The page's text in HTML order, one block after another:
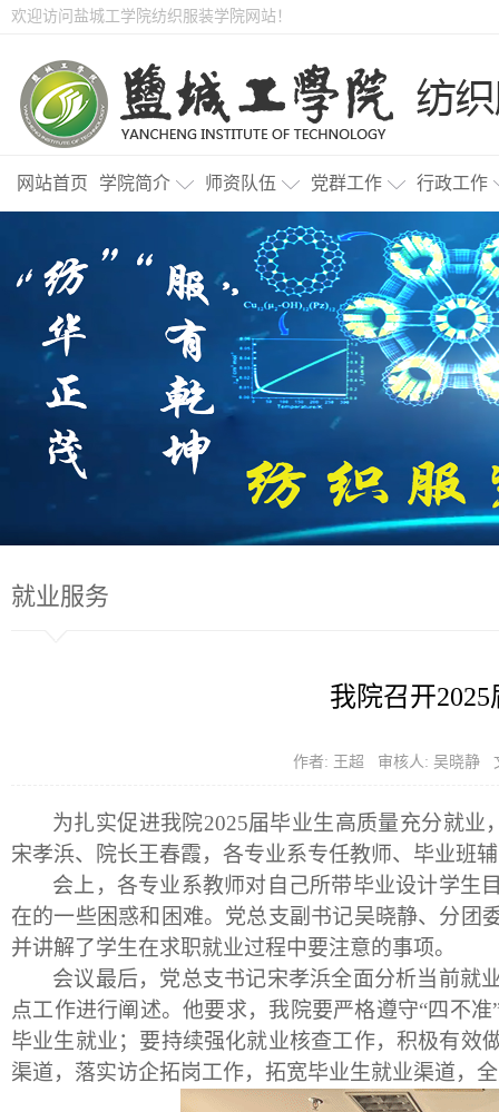
欢迎访问盐城工学院纺织服装学院网站！
网站首页 学院简介 师资队伍 党群工作 行政工作
就业服务
我院召开
作者: 王超 审核人: 吴晓静
为扎实促进我院2025届毕业生高质量充分就业
宋孝浜、院长王春霞，各专业系专任教师、毕业班
会上，各专业系教师对自己所带毕业设计学生
在的一些困惑和困难。党总支副书记吴晓静、分团
并讲解了学生在求职就业过程中要注意的事项。
会议最后，党总支书记宋孝浜全面分析当前就
点工作进行阐述。他要求，我院要严格遵守“四不
毕业生就业；要持续强化就业核查工作，积极有效
渠道，落实访企拓岗工作，拓宽毕业生就业渠道，